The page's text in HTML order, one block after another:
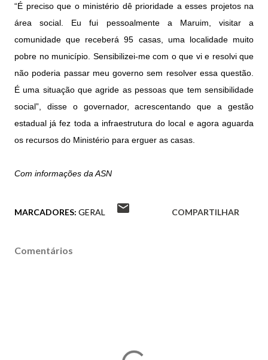
“É preciso que o ministério dê prioridade a esses projetos na
área social. Eu fui pessoalmente a Maruim, visitar a
comunidade que receberá 95 casas, uma localidade muito
pobre no município. Sensibilizei-me com o que vi e resolvi que
não poderia passar meu governo sem resolver essa questão.
É uma situação que agride as pessoas que tem sensibilidade
social”, disse o governador, acrescentando que a gestão
estadual já fez toda a infraestrutura do local e agora aguarda
os recursos do Ministério para erguer as casas.
Com informações da ASN
MARCADORES: GERAL COMPARTILHAR
Comentários